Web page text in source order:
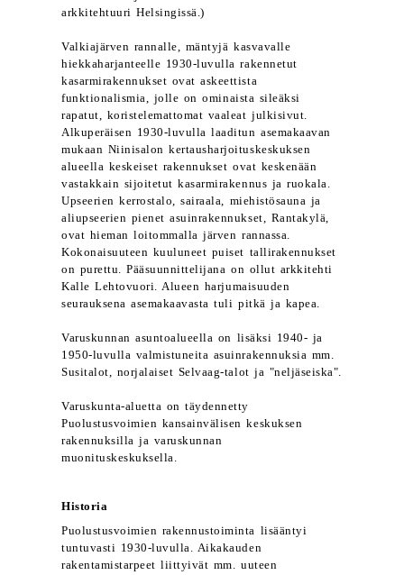
arkkitehtuuri Helsingissä.)
Valkiajärven rannalle, mäntyjä kasvavalle
hiekkaharjanteelle 1930-luvulla rakennetut
kasarmirakennukset ovat askeettista
funktionalismia, jolle on ominaista sileäksi
rapatut, koristelemattomat vaaleat julkisivut.
Alkuperäisen 1930-luvulla laaditun asemakaavan
mukaan Niinisalon kertausharjoituskeskuksen
alueella keskeiset rakennukset ovat keskenään
vastakkain sijoitetut kasarmirakennus ja ruokala.
Upseerien kerrostalo, sairaala, miehistösauna ja
aliupseerien pienet asuinrakennukset, Rantakylä,
ovat hieman loitommalla järven rannassa.
Kokonaisuuteen kuuluneet puiset tallirakennukset
on purettu. Pääsuunnittelijana on ollut arkkitehti
Kalle Lehtovuori. Alueen harjumaisuuden
seurauksena asemakaavasta tuli pitkä ja kapea.
Varuskunnan asuntoalueella on lisäksi 1940- ja
1950-luvulla valmistuneita asuinrakennuksia mm.
Susitalot, norjalaiset Selvaag-talot ja "neljäseiska".
Varuskunta-aluetta on täydennetty
Puolustusvoimien kansainvälisen keskuksen
rakennuksilla ja varuskunnan
muonituskeskuksella.
Historia
Puolustusvoimien rakennustoiminta lisääntyi
tuntuvasti 1930-luvulla. Aikakauden
rakentamistarpeet liittyivät mm. uuteen